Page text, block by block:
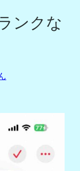
ンクな